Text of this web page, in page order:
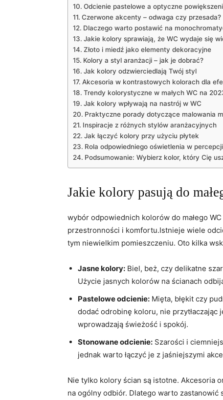
Odcienie pastelowe a optyczne⁣
Czerwone akcenty – odwaga czy przesada?
Dlaczego warto postawić na
Jakie kolory sprawiają, że WC wydaje się
Złoto i miedź⁢ jako elementy dekoracyjne
Kolory a styl aranżacji – jak je dobrać?
Jak kolory odzwierciedlają Twój styl
Akcesoria w kontrastowych kolorach dla
Trendy ⁢kolorystyczne ⁤w małych WC na
Jak⁢ kolory wpływają na ⁢nastrój w WC
Praktyczne‍ porady dotyczące malowania
Inspiracje z różnych stylów aranżacyjnych
Jak łączyć kolory przy użyciu płytek
Rola odpowiedniego oświetlenia w
Podsumowanie: Wybierz kolor, który Cię
Jakie kolory pasują do
wybór odpowiednich kolorów do ‌małego
przestronności i komfortu.Istnieje wiele​
tym niewielkim pomieszczeniu.⁢ Oto kilka
Jasne kolory: Biel, beż, czy delikatne‍
Użycie jasnych kolorów na ścianach
Pastelowe odcienie: Mięta, błękit czy
dodać odrobinę koloru, nie przytłaczając
wprowadzają świeżość i spokój.
Stonowane odcienie: Szarości i
jednak warto łączyć‌ je ‌z jaśniejszymi
Nie tylko kolory ścian są istotne. Akcesoria
na ogólny odbiór. Dlatego warto zastanowić⁤